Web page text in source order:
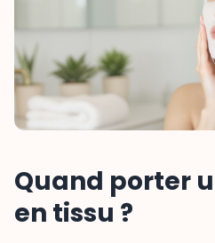
Quand porter
en tissu ?